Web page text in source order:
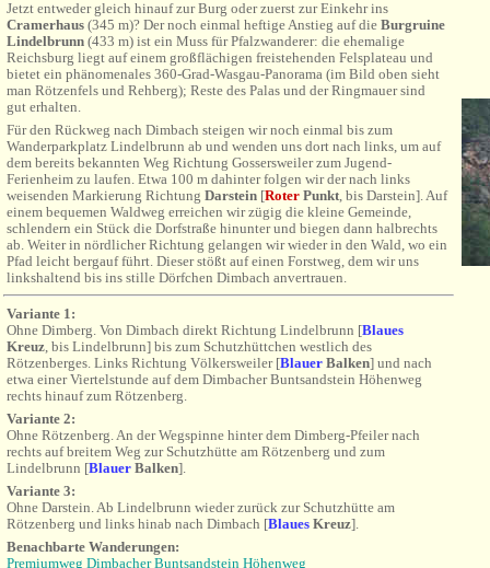
Jetzt entweder gleich hinauf zur Burg oder zuerst zur Einkehr ins
Cramerhaus (345 m)? Der noch einmal heftige Anstieg auf die Burgruine
Lindelbrunn (433 m) ist ein Muss für Pfalzwanderer: die ehemalige
Reichsburg liegt auf einem großflächigen freistehenden Felsplateau und
bietet ein phänomenales 360-Grad-Wasgau-Panorama (im Bild oben sieht
man Rötzenfels und Rehberg); Reste des Palas und der Ringmauer sind
gut erhalten.
Für den Rückweg nach Dimbach steigen wir noch einmal bis zum
Wanderparkplatz Lindelbrunn ab und wenden uns dort nach links, um auf
dem bereits bekannten Weg Richtung Gossersweiler zum Jugend-
Ferienheim zu laufen. Etwa 100 m dahinter folgen wir der nach links
weisenden Markierung Richtung Darstein [Roter Punkt, bis Darstein]. Auf
einem bequemen Waldweg erreichen wir zügig die kleine Gemeinde,
schlendern ein Stück die Dorfstraße hinunter und biegen dann halbrechts
ab. Weiter in nördlicher Richtung gelangen wir wieder in den Wald, wo ein
Pfad leicht bergauf führt. Dieser stößt auf einen Forstweg, dem wir uns
linkshaltend bis ins stille Dörfchen Dimbach anvertrauen.
Variante 1:
Ohne Dimberg. Von Dimbach direkt Richtung Lindelbrunn [Blaues
Kreuz, bis Lindelbrunn] bis zum Schutzhüttchen westlich des
Rötzenberges. Links Richtung Völkersweiler [Blauer Balken] und nach
etwa einer Viertelstunde auf dem Dimbacher Buntsandstein Höhenweg
rechts hinauf zum Rötzenberg.
Variante 2:
Ohne Rötzenberg. An der Wegspinne hinter dem Dimberg-Pfeiler nach
rechts auf breitem Weg zur Schutzhütte am Rötzenberg und zum
Lindelbrunn [Blauer Balken].
Variante 3:
Ohne Darstein. Ab Lindelbrunn wieder zurück zur Schutzhütte am
Rötzenberg und links hinab nach Dimbach [Blaues Kreuz].
Benachbarte Wanderungen:
Premiumweg Dimbacher Buntsandstein Höhenweg